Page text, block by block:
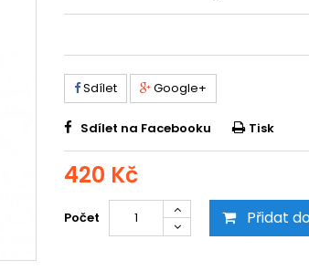
Sdílet Google+
Sdílet na Facebooku Tisk
420 Kč
Počet Přidat